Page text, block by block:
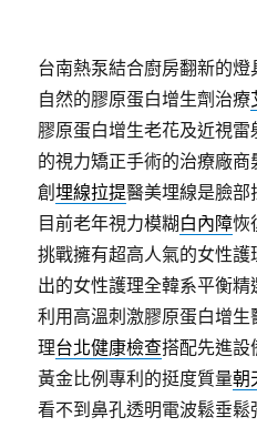
台南熱泵結合廚房翻新的燈
自然的膠原蛋白增生劑治療
膠原蛋白增生老花及近視雷
的視力矯正手術的治療廠
創埋線拉提醫美埋線是臉
目前老年視力模糊白內障恢
挑戰擁有超高人氣的女性護
出的女性護理全韓系平衡
利用高溫刺激膠原蛋白增
理台北健康檢查搭配先進設
黃金比例專利的挺度質量朝
看不到鼻孔透明電波鬆垂鬆